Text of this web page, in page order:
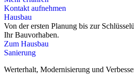
Kontakt aufnehmen
Hausbau
Von der ersten Planung bis zur
Ihr Bauvorhaben.
Zum Hausbau
Sanierung
Werterhalt, Modernisierung und